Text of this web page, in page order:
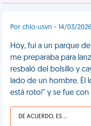
Por chlo-usvn - 14/03/2026
Hoy, fui a un parque
me preparaba para
resbaló del bolsillo y
lado de un hombre. Él
está roto!" y se fue con
DE ACUERDO, ES UNA VIDA HP